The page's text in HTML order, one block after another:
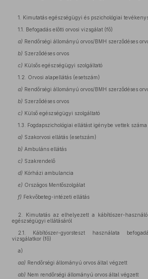
1. Kimutatás egészségügyi és pszichológiai
1.1. Befogadás előtti orvosi vizsgálat (fő)
a) Rendőrségi állományú orvos/BMH szerződéses
b) Szerződéses orvos
c) Külsős egészségügyi szolgáltató
1.2. Orvosi alapellátás (esetszám)
a) Rendőrségi állományú orvos/BMH szerződéses
b) Szerződéses orvos
c) Külső egészségügyi szolgáltató
1.3. Fogdapszichológiai ellátást igénybe vettek
a) Szakorvosi ellátás (esetszám)
b) Ambuláns ellátás
c) Szakrendelő
d) Kórházi ambulancia
e) Országos Mentőszolgálat
f) Fekvőbeteg-intézeti ellátás
2. Kimutatás az elhelyezett a kábítószer-
egészségügyi ellátásáról
2.1. Kábítószer-gyorsteszt használata
vizsgálatkor (fő)
a)
aa) Rendőrségi állományú orvos által végzett
ab) Nem rendőrségi állományú orvos által végzett